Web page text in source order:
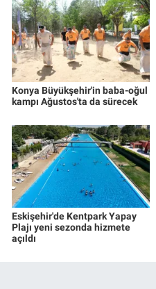
Konya Büyükşehir'in baba-oğul
kampı Ağustos'ta da sürecek
Eskişehir'de Kentpark Yapay
Plajı yeni sezonda hizmete
açıldı